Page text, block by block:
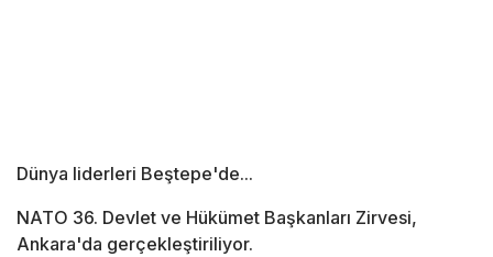
Dünya liderleri Beştepe'de...
NATO 36. Devlet ve Hükümet Başkanları Zirvesi,
Ankara'da gerçekleştiriliyor.